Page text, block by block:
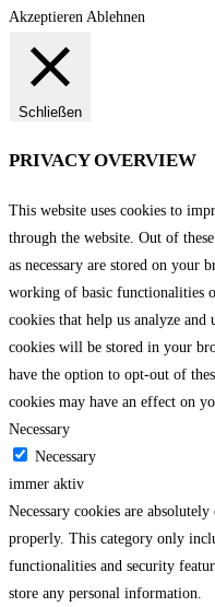
Akzeptieren Ablehnen
Schließen
PRIVACY OVERVIEW
This website uses cookies to
through the website. Out of
as necessary are stored on your
working of basic functionalities
cookies that help us analyze and
cookies will be stored in your
have the option to opt-out of
cookies may have an effect on
Necessary
Necessary
immer aktiv
Necessary cookies are
properly. This category only
functionalities and security
store any personal information.